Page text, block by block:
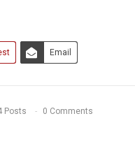
Email
Posts 0 Comments